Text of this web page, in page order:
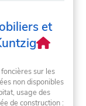
et
sur les
non disponibles
usage des
de construction :